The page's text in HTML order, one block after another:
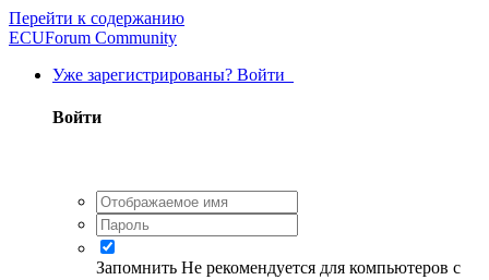
Перейти к содержанию
ECUForum Community
Уже зарегистрированы? Войти
Войти
Запомнить Не рекомендуется для компьютеров с